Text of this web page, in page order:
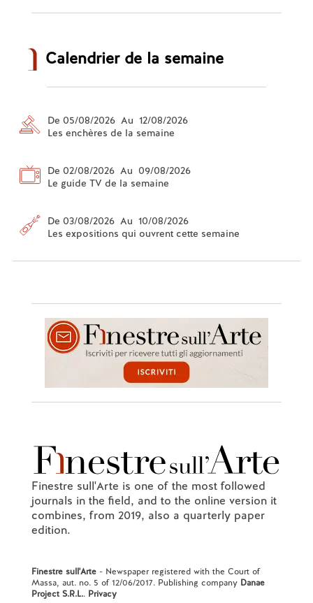
Calendrier de la semaine
De 05/08/2026 Au 12/08/2026
Les enchères de la semaine
De 02/08/2026 Au 09/08/2026
Le guide TV de la semaine
De 03/08/2026 Au 10/08/2026
Les expositions qui ouvrent cette semaine
Finestre sull'Arte is one of the most followed
journals in the field, and to the online version it
combines, from 2019, also a quarterly paper
edition.
Finestre sull'Arte- Newspaper registered with the Court of
Massa, aut. no. 5 of 12/06/2017. Publishing company Danae
Project S.R.L.. Privacy